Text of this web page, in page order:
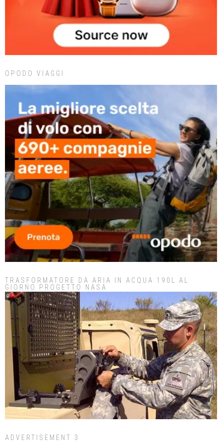
OPODO VIAGGI
TRASFORMATORE DA ARIA IN ACQUA 190L AL
GIORNO PROGETTO NASA
ADVERTISEMENT 3